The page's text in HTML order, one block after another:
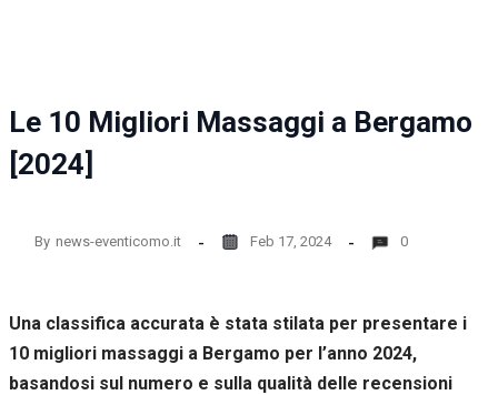
Le 10 Migliori Massaggi a Bergamo
[2024]
By news-eventicomo.it Feb 17, 2024 0
Una classifica accurata è stata stilata per presentare i
10 migliori massaggi a Bergamo per l’anno 2024,
basandosi sul numero e sulla qualità delle recensioni